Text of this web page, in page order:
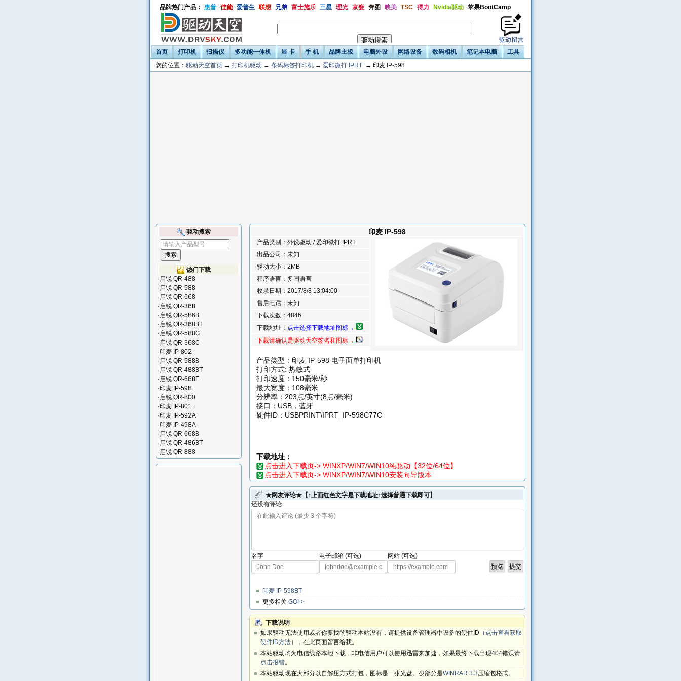
品牌热门产品： 惠普 佳能 爱普生 联想 兄弟 富士施乐 三星 理光 京瓷 奔图 映美 TSC 得力 Nvidia驱动 苹果BootCamp
首页 打印机 扫描仪 多功能一体机 显 卡 手 机 品牌主板 电脑外设 网络设备 数码相机 笔记本电脑
工具
您的位置： 驱动天空首页 → 打印机驱动 → 条码标签打印机 → 爱印微打 IPRT → 印麦 IP-598
印麦 IP-598
产品类别：外设驱动 / 爱印微打 IPRT
出品公司：未知
驱动大小：2MB
程序语言：多国语言
收录日期：2017/8/8 13:04:00
售后电话：未知
下载次数：4846
下载地址： 点击选择下载地址图标→
下载请确认是驱动天空签名和图标→
产品类型：印麦 IP-598 电子面单打印机
打印方式: 热敏式
打印速度：150毫米/秒
最大宽度：108毫米
分辨率：203点/英寸(8点/毫米)
接口：USB，蓝牙
硬件ID：USBPRINT\IPRT_IP-598C77C
下载地址：
点击进入下载页-> WINXP/WIN7/WIN10纯驱动【32位/64位】
点击进入下载页-> WINXP/WIN7/WIN10安装向导版本
★网友评论★【↑上面红色文字是下载地址↑选择普通下载即可】
还没有评论
名字 电子邮箱 (可选) 网站 (可选)
印麦 IP-598BT
更多相关 GO!->
下载说明
如果驱动无法使用或者你要找的驱动本站没有，请提供设备管理器中设备的硬件ID （点击查看获取
硬件ID方法）
，在此页面留言给我。
本站驱动均为电信线路本地下载，非电信用户可以使用迅雷来加速，如果最终下载出现404错误请
点击报错。
本站驱动现在大部分以自解压方式打包，图标是一张光盘。少部分是WINRAR 3.3压缩包格式。
驱动搜索
热门下载
·启锐 QR-488
·启锐 QR-588
·启锐 QR-668
·启锐 QR-368
·启锐 QR-586B
·启锐 QR-368BT
·启锐 QR-588G
·启锐 QR-368C
·印麦 IP-802
·启锐 QR-588B
·启锐 QR-488BT
·启锐 QR-668E
·印麦 IP-598
·启锐 QR-800
·印麦 IP-801
·印麦 IP-592A
·印麦 IP-498A
·启锐 QR-668B
·启锐 QR-486BT
·启锐 QR-888